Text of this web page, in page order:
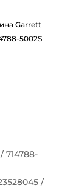
Garrett
5002S
714788-
/